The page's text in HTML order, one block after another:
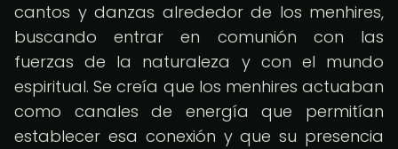
cantos y danzas alrededor de los menhires,
buscando entrar en comunión con las
fuerzas de la naturaleza y con el mundo
espiritual. Se creía que los menhires actuaban
como canales de energía que permitían
establecer esa conexión y que su presencia